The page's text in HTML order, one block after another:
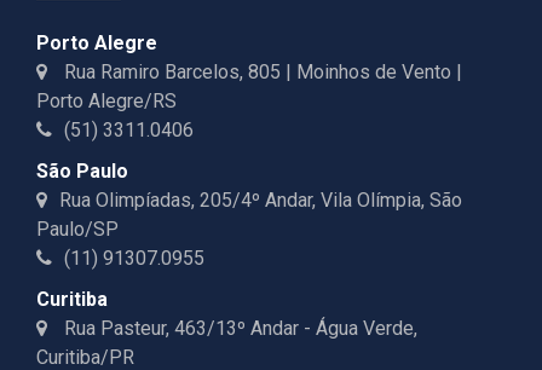
Porto Alegre
Rua Ramiro Barcelos, 805 | Moinhos de Vento |
Porto Alegre/RS
(51) 3311.0406
São Paulo
Rua Olimpíadas, 205/4º Andar, Vila Olímpia, São
Paulo/SP
(11) 91307.0955
Curitiba
Rua Pasteur, 463/13º Andar - Água Verde,
Curitiba/PR